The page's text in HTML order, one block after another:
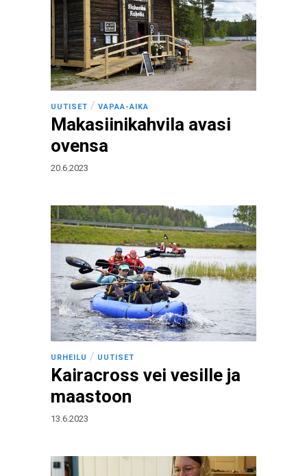
UUTISET / VAPAA-AIKA
Makasiinikahvila avasi
ovensa
20.6.2023
URHEILU / UUTISET
Kairacross vei vesille ja
maastoon
13.6.2023